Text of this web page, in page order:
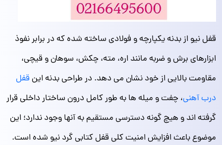
قفل نیو از بدنه‌ یکپارچه و فولادی ساخته شده که در برابر نفوذ
ابزارهای برش و ضربه مانند اره، مته، چکش، سوهان و قیچی،
مقاومت بالایی از خود نشان می دهد. در طراحی بدنه‌ اینقفل
درب آهنی، چفت و میله‌ ها به‌ طور کامل درون ساختار داخلی قرار
گرفته‌ اند و هیچ گونه دسترسی مستقیم به آنها وجود ندارد؛ این
موضوع باعث افزایش امنیت کلی قفل کتابی گرد نیو شده است.